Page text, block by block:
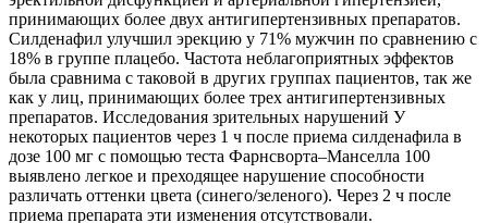
принимающих более двух антигипертензивных препаратов.
Силденафил улучшил эрекцию у 71% мужчин по сравнению с
18% в группе плацебо. Частота неблагоприятных эффектов
была сравнима с таковой в других группах пациентов, так же
как у лиц, принимающих более трех антигипертензивных
препаратов. Исследования зрительных нарушений У
некоторых пациентов через 1 ч после приема силденафила в
дозе 100 мг с помощью теста Фарнсворта–Манселла 100
выявлено легкое и преходящее нарушение способности
различать оттенки цвета (синего/зеленого). Через 2 ч после
приема препарата эти изменения отсутствовали.